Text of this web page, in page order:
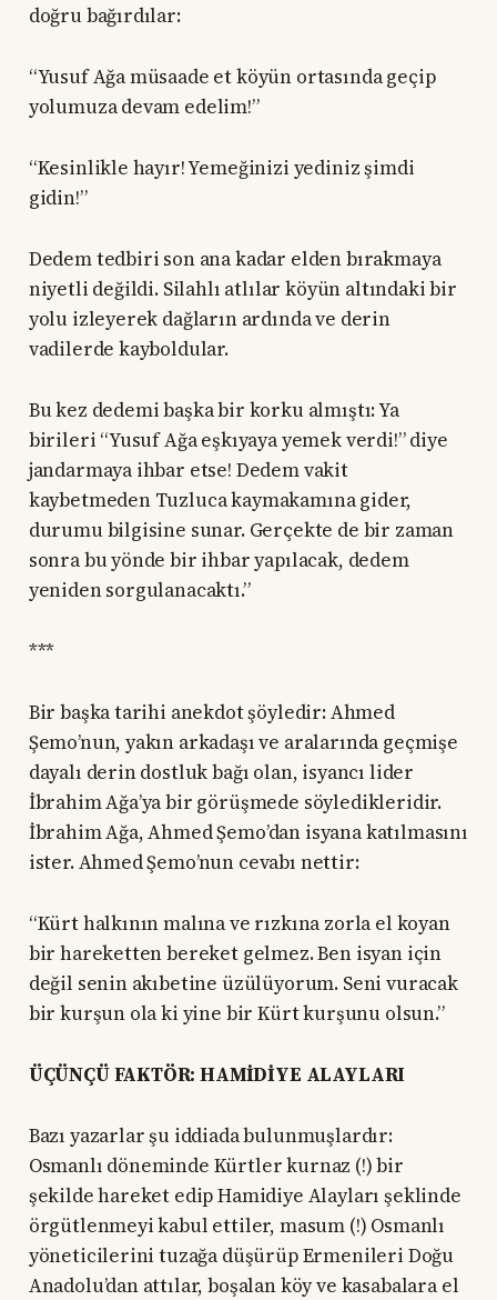
doğru bağırdılar:
“Yusuf Ağa müsaade et köyün ortasında geçip
yolumuza devam edelim!”
“Kesinlikle hayır! Yemeğinizi yediniz şimdi
gidin!”
Dedem tedbiri son ana kadar elden bırakmaya
niyetli değildi. Silahlı atlılar köyün altındaki bir
yolu izleyerek dağların ardında ve derin
vadilerde kayboldular.
Bu kez dedemi başka bir korku almıştı: Ya
birileri “Yusuf Ağa eşkıyaya yemek verdi!” diye
jandarmaya ihbar etse! Dedem vakit
kaybetmeden Tuzluca kaymakamına gider,
durumu bilgisine sunar. Gerçekte de bir zaman
sonra bu yönde bir ihbar yapılacak, dedem
yeniden sorgulanacaktı.”
***
Bir başka tarihi anekdot şöyledir: Ahmed
Şemo’nun, yakın arkadaşı ve aralarında geçmişe
dayalı derin dostluk bağı olan, isyancı lider
İbrahim Ağa’ya bir görüşmede söyledikleridir.
İbrahim Ağa, Ahmed Şemo’dan isyana katılmasını
ister. Ahmed Şemo’nun cevabı nettir:
“Kürt halkının malına ve rızkına zorla el koyan
bir hareketten bereket gelmez. Ben isyan için
değil senin akıbetine üzülüyorum. Seni vuracak
bir kurşun ola ki yine bir Kürt kurşunu olsun.”
ÜÇÜNÇÜ FAKTÖR: HAMİDİYE ALAYLARI
Bazı yazarlar şu iddiada bulunmuşlardır:
Osmanlı döneminde Kürtler kurnaz (!) bir
şekilde hareket edip Hamidiye Alayları şeklinde
örgütlenmeyi kabul ettiler, masum (!) Osmanlı
yöneticilerini tuzağa düşürüp Ermenileri Doğu
Anadolu’dan attılar, boşalan köy ve kasabalara el